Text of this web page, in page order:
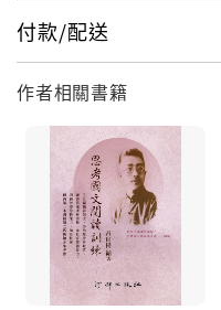
付款/配送
作者相關書籍